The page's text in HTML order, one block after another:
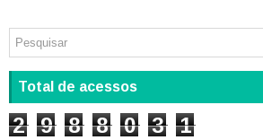
Total de acessos
2 9 8 8 0 3 1